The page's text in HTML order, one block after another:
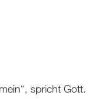
spricht Gott.